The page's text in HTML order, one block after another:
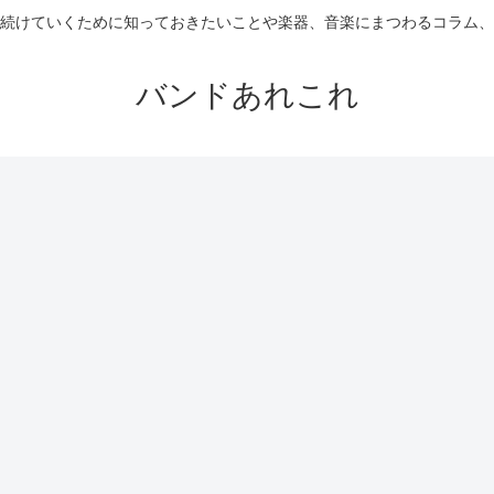
けていくために知っておきたいことや楽器、音楽にまつわるコラム
バンドあれこれ